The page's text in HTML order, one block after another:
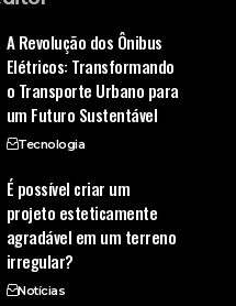
A Revolução dos Ônibus
Elétricos: Transformando
o Transporte Urbano para
um Futuro Sustentável
Tecnologia
É possível criar um
projeto esteticamente
agradável em um terreno
irregular?
Notícias